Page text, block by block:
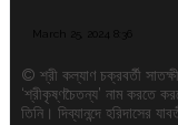
March 25, 2024 8:36
© শ্রী কল্যাণ চক্রবর্তী
‘শ্রীকৃষ্ণচৈতন্য’ নাম করতে
তিনি। দিব্যানন্দে হরিদাসের